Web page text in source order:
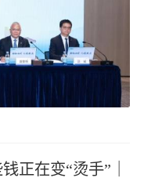
正在变“烫手”｜